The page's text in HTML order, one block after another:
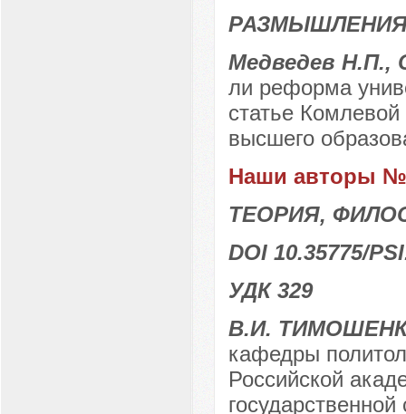
Медведев Н.П.,
ли реформа
статье Комлевой
высшего
Наши авторы №
ТЕОРИЯ,
DOI 10.35775/
УДК 329
В.И.
кафедры
Российской